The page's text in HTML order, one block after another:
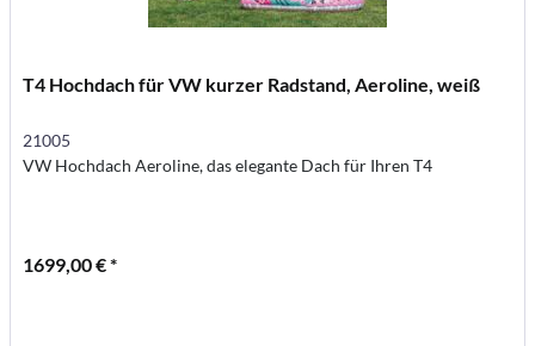
T4 Hochdach für VW kurzer Radstand, Aeroline, weiß
21005
VW Hochdach Aeroline, das elegante Dach für Ihren T4
1699,00 € *